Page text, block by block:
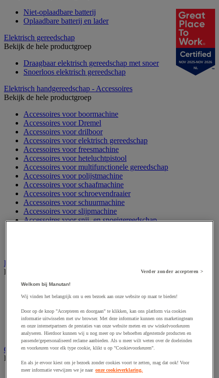
Niet-oplaadbare batterij
Oplaadbare batterij en lader
Elektrisch gereedschap
Bekijk de hele productgroep
Draagbaar elektrisch gereedschap met snoer
Snoerloos elektrisch gereedschap
Elektrisch handgereedschap - Accessoires
Bekijk de hele productgroep
Accessoires voor boormachine
Accessoires voor Dremel
Accessoires voor drilboor
Accessoires voor elektrisch gereedschap
Accessoires voor freesmachine
Accessoires voor heteluchtpistool
Accessoires voor multifunctionele gereedschap
Accessoires voor polijstmachine
Accessoires voor schaafmachine
Accessoires voor schroevendraaier
Accessoires voor schuurmachine
Accessoires voor slijpmachine
Accessoires voor snij- en snoeigereedschap
Elektrische toebehoren en verlichting
Bekijk de hele productgroep
Accessoires voor elektrisch schakelpaneel
Batterij, oplader en kabel
Elektrische uitrusting
Verlengsnoer, stekkerdoos en kapelhaspel
Wandcontactdoos en schakelaar
Gereedschap opbergen
Bekijk de hele productgroep
Assortimentsdoos en gereedschapkoffer
NOV 2025-NOV 2026
NL
Verder zonder accepteren >
Welkom bij Manutan!
Wij vinden het belangrijk om u een bezoek aan onze website op maat te bieden!
Door op de knop "Accepteren en doorgaan" te klikken, kan ons platform via cookies
informatie uitwisselen met uw browser. Met deze informatie kunnen ons marketingteam
en onze internetpartners de prestaties van onze website meten en uw winkelvoorkeuren
analyseren. Hierdoor kunnen wij u nog meer op uw behoeften afgestemde producten en
passende/gepersonaliseerd reclame aanbieden. Als u meer wilt weten over de doeleinden
en voorkeuren voor elk type cookie, klikt u op "Cookievoorkeuren".
En als je ervoor kiest om je bezoek zonder cookies voort te zetten, mag dat ook! Voor
meer informatie verwijzen we je naar onze cookieverklaring.